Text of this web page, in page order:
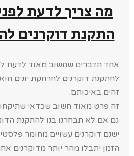
מה צריך לדעת
התקנת דוקרנים
אחד הדברים שחשוב מאוד לדעת
להתקנת דוקרנים להרחקת יונים
זהים באיכותם.
זה פרט מאוד חשוב שכדאי
גם אם לא תבחרנו בנו להתקנת
ישנם דוקרנים עשויים מחומר
הזמן יתבלו מהר יותר מדוקרנים